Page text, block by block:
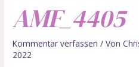
AMF_4405
Kommentar verfassen / Von
2022